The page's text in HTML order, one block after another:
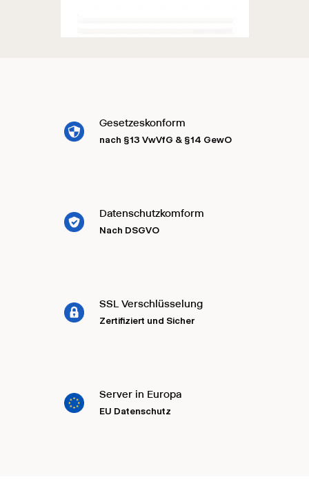
Gesetzeskonform
nach §13 VwVfG & §14 GewO
Datenschutzkomform
Nach DSGVO
SSL Verschlüsselung
Zertifiziert und Sicher
Server in Europa
EU Datenschutz